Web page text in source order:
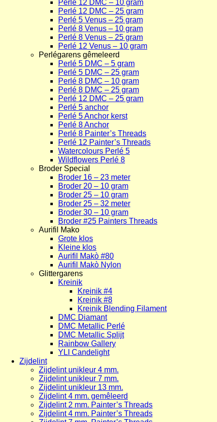
Perlé 12 DMC – 10 gram
Perlé 12 DMC – 25 gram
Perlé 5 Venus – 25 gram
Perlé 8 Venus – 10 gram
Perlé 8 Venus – 25 gram
Perlé 12 Venus – 10 gram
Perlégarens gêmeleerd
Perlé 5 DMC – 5 gram
Perlé 5 DMC – 25 gram
Perlé 8 DMC – 10 gram
Perlé 8 DMC – 25 gram
Perlé 12 DMC – 25 gram
Perlé 5 anchor
Perlé 5 Anchor kerst
Perlé 8 Anchor
Perlé 8 Painter’s Threads
Perlé 12 Painter’s Threads
Watercolours Perlé 5
Wildflowers Perlé 8
Broder Special
Broder 16 – 23 meter
Broder 20 – 10 gram
Broder 25 – 10 gram
Broder 25 – 32 meter
Broder 30 – 10 gram
Broder #25 Painters Threads
Aurifil Mako
Grote klos
Kleine klos
Aurifil Makò #80
Aurifil Makò Nylon
Glittergarens
Kreinik
Kreinik #4
Kreinik #8
Kreinik Blending Filament
DMC Diamant
DMC Metallic Perlé
DMC Metallic Splijt
Rainbow Gallery
YLI Candelight
Zijdelint
Zijdelint unikleur 4 mm.
Zijdelint unikleur 7 mm.
Zijdelint unikleur 13 mm.
Zijdelint 4 mm. gemêleerd
Zijdelint 2 mm. Painter’s Threads
Zijdelint 4 mm. Painter’s Threads